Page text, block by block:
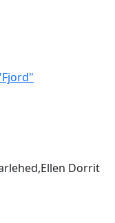
Dorrit